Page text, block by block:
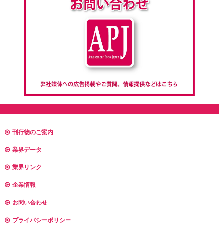
刊行物のご案内
業界データ
業界リンク
企業情報
お問い合わせ
プライバシーポリシー